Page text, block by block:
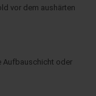
vor dem aushärten
Aufbauschicht oder